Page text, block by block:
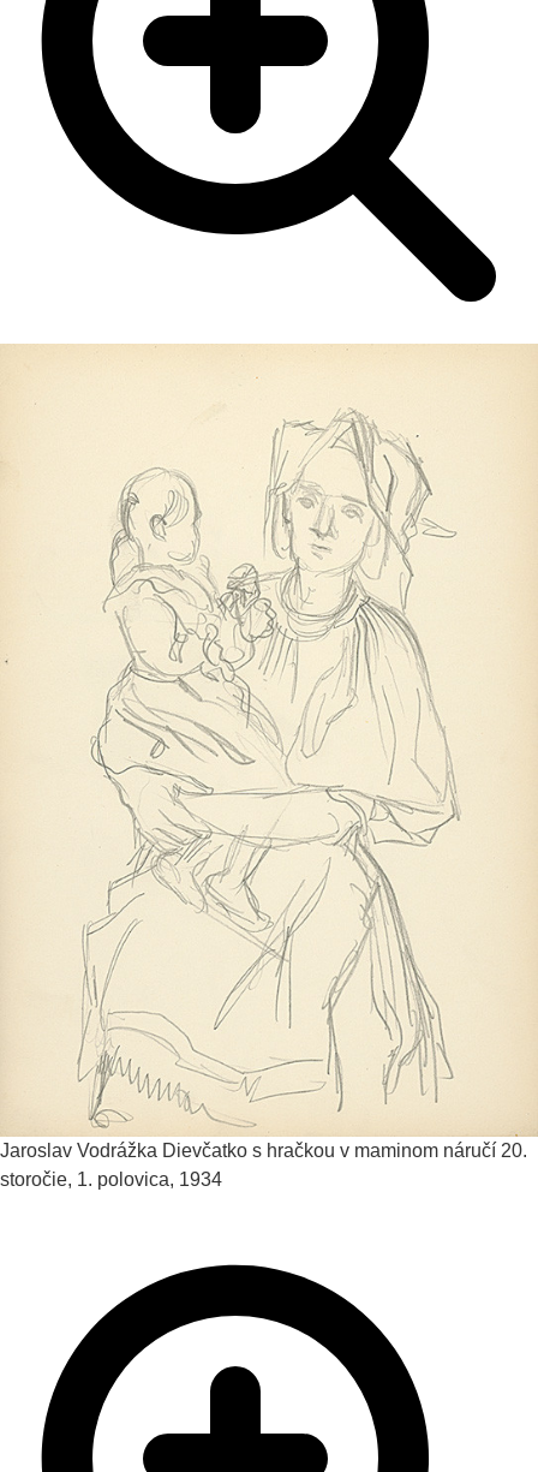
Jaroslav Vodrážka Dievčatko s hračkou v maminom náručí 20.
storočie, 1. polovica, 1934